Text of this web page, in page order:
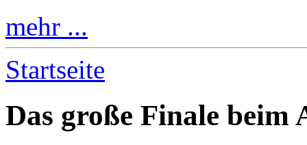
mehr ...
Startseite
Das große Finale